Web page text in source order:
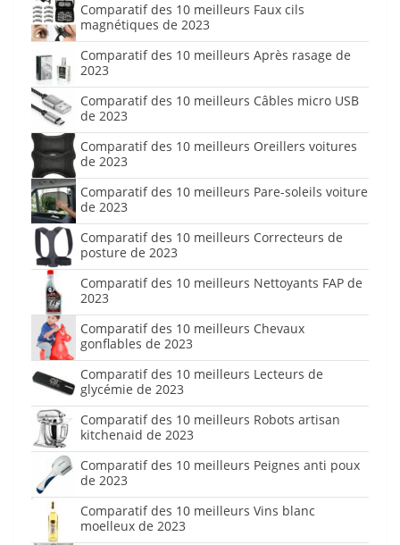
Comparatif des 10 meilleurs Faux cils
magnétiques de 2023
Comparatif des 10 meilleurs Après rasage de
2023
Comparatif des 10 meilleurs Câbles micro USB
de 2023
Comparatif des 10 meilleurs Oreillers voitures
de 2023
Comparatif des 10 meilleurs Pare-soleils voiture
de 2023
Comparatif des 10 meilleurs Correcteurs de
posture de 2023
Comparatif des 10 meilleurs Nettoyants FAP de
2023
Comparatif des 10 meilleurs Chevaux
gonflables de 2023
Comparatif des 10 meilleurs Lecteurs de
glycémie de 2023
Comparatif des 10 meilleurs Robots artisan
kitchenaid de 2023
Comparatif des 10 meilleurs Peignes anti poux
de 2023
Comparatif des 10 meilleurs Vins blanc
moelleux de 2023